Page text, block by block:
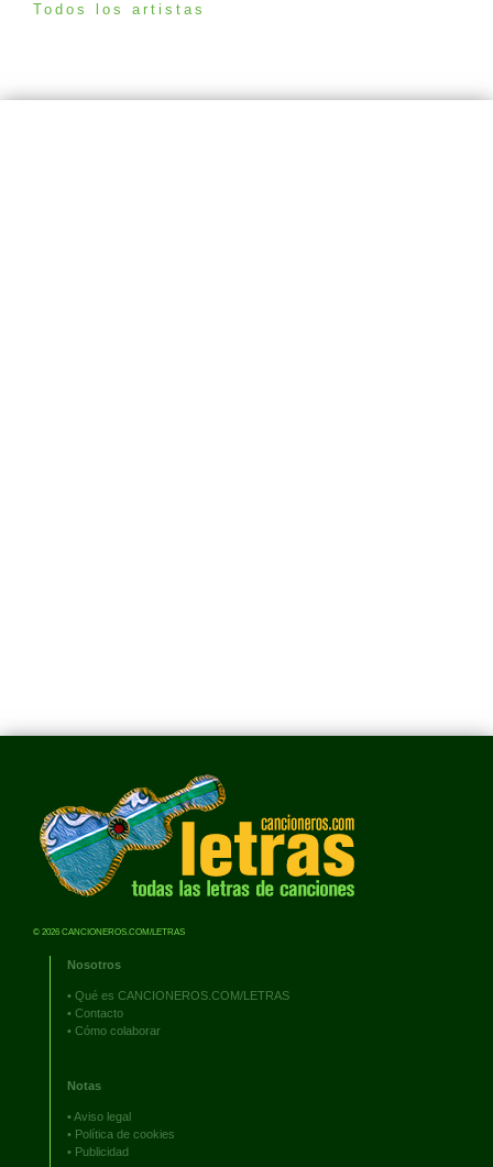
Todos los artistas
© 2026 CANCIONEROS.COM/LETRAS
Nosotros
• Qué es CANCIONEROS.COM/LETRAS
• Contacto
• Cómo colaborar
Notas
•Aviso legal
• Política de cookies
• Publicidad